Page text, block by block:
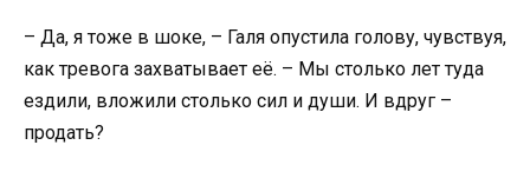
– Да, я тоже в шоке, – Галя опустила голову, чувствуя,
как тревога захватывает её. – Мы столько лет туда
ездили, вложили столько сил и души. И вдруг –
продать?